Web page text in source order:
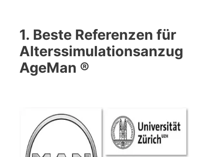
1. Beste Referenzen für
Alterssimulationsanzug
AgeMan ®